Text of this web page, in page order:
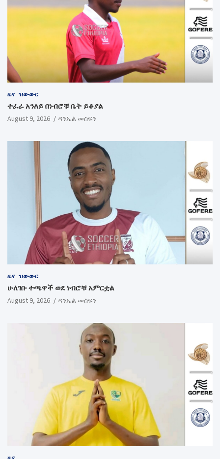
ዜና ዝውውር
ተፈራ አንለይ በነብሮቹ ቤት ይቆያል
August 9, 2026 ዳንኤል መስፍን
ዜና ዝውውር
ሁለገቡ ተጫዋች ወደ ነብሮቹ አምርቷል
August 9, 2026 ዳንኤል መስፍን